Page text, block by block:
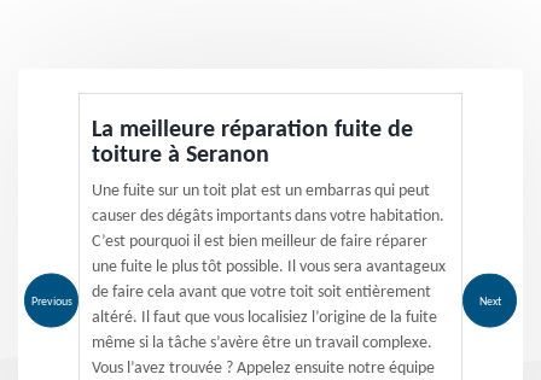
Previous
La meilleure réparation fuite de
toiture à Seranon
Une fuite sur un toit plat est un embarras qui peut
causer des dégâts importants dans votre habitation.
C’est pourquoi il est bien meilleur de faire réparer
une fuite le plus tôt possible. Il vous sera avantageux
de faire cela avant que votre toit soit entièrement
altéré. Il faut que vous localisiez l’origine de la fuite
même si la tâche s’avère être un travail complexe.
Vous l’avez trouvée ? Appelez ensuite notre équipe
Next